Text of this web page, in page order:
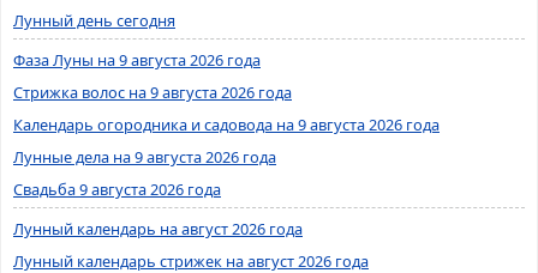
Лунный день сегодня
Фаза Луны на 9 августа 2026 года
Стрижка волос на 9 августа 2026 года
Календарь огородника и садовода на 9 августа 2026 года
Лунные дела на 9 августа 2026 года
Свадьба 9 августа 2026 года
Лунный календарь на август 2026 года
Лунный календарь стрижек на август 2026 года